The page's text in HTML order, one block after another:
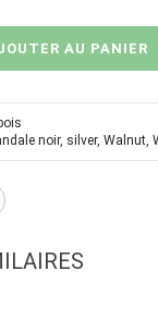
AU PANIER
noir, silver, Walnut,